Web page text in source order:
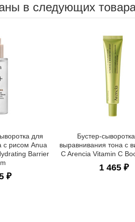
в следующих
для
с рисом Anua
Barrier
₽
Бустер-
выравнивания тона с
C Arencia Vitamin C
1 465 ₽